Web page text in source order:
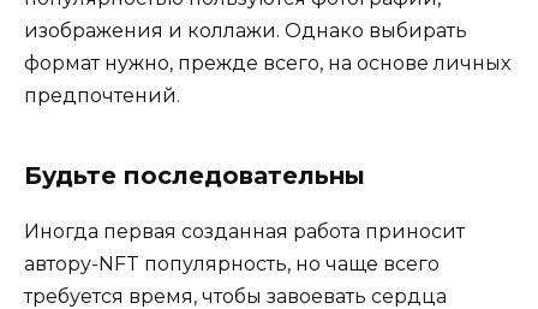
изображения и коллажи. Однако выбирать
формат нужно, прежде всего, на основе личных
предпочтений.
Будьте последовательны
Иногда первая созданная работа приносит
автору-NFT популярность, но чаще всего
требуется время, чтобы завоевать сердца